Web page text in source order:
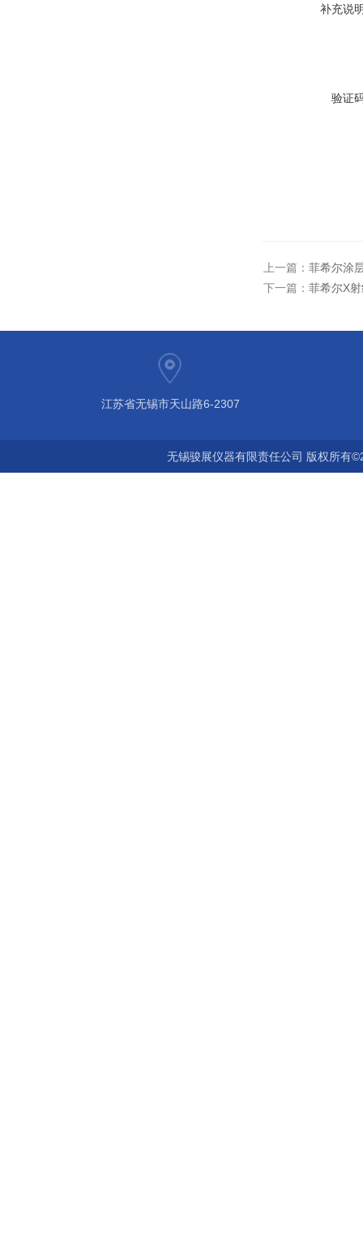
补充说
验证
上一篇： 菲希尔涂
下一篇： 菲希尔X
江苏省无锡市天山路6-2307
无锡骏展仪器有限责任公司 版权所有